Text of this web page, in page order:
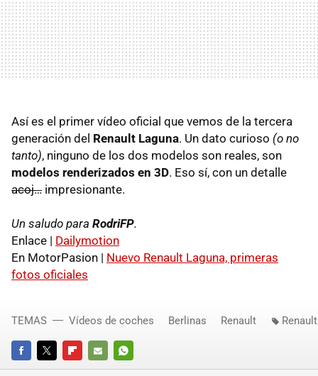
Así es el primer vídeo oficial que vemos de la tercera
generación del Renault Laguna. Un dato curioso (o no
tanto), ninguno de los dos modelos son reales, son
modelos renderizados en 3D. Eso sí, con un detalle
acoj… impresionante.
Un saludo para RodriFP.
Enlace | Dailymotion
En MotorPasion | Nuevo Renault Laguna, primeras
fotos oficiales
FACEBOOKTWITTERFLIPBOARD
E-
WHATSAPP
TEMAS Vídeos de coches Berlinas Renault